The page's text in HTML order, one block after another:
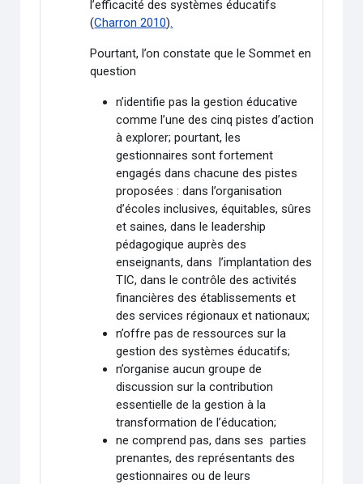
l’efficacité des systèmes éducatifs
(Charron 2010)
Pourtant, l’on constate que le Sommet en
question
n’identifie pas la gestion éducative
comme l’une des cinq pistes d’action
à explorer; pourtant, les
gestionnaires sont fortement
engagés dans chacune des pistes
proposées : dans l’organisation
d’écoles inclusives, équitables, sûres
et saines, dans le leadership
pédagogique auprès des
enseignants, dans l’implantation des
TIC, dans le contrôle des activités
financières des établissements et
des services régionaux et nationaux;
n’offre pas de ressources sur la
gestion des systèmes éducatifs;
n’organise aucun groupe de
discussion sur la contribution
essentielle de la gestion à la
transformation de l’éducation;
ne comprend pas, dans ses parties
prenantes, des représentants des
gestionnaires ou de leurs